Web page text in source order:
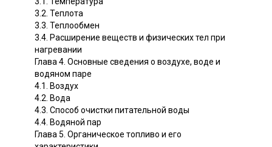
3.2. Теплота
3.3. Теплообмен
3.4. Расширение веществ и физических тел при
нагревании
Глава 4. Основные сведения о воздухе, воде и
водяном паре
4.1. Воздух
4.2. Вода
4.3. Способ очистки питательной воды
4.4. Водяной пар
Глава 5. Органическое топливо и его